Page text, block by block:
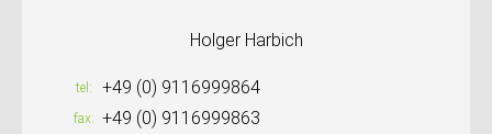
Holger Harbich
tel +49 (0) 9116999864
fax +49 (0) 9116999863